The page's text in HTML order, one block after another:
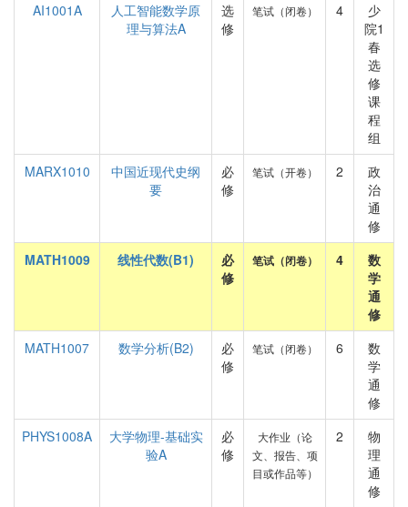
AI1001A
人工智能数学原
理与算法A
选
修
笔试（闭卷） 4
少
院1
春
选
修
课
程
组
MARX1010
中国近现代史纲
要
必
修
笔试（开卷） 2
政
治
通
修
MATH1009
线性代数(B1)
必
修
笔试（闭卷） 4
数
学
通
修
MATH1007
数学分析(B2)
必
修
笔试（闭卷） 6
数
学
通
修
PHYS1008A
大学物理-基础实
验A
必
修
大作业（论
文、报告、项
目或作品等）
2
物
理
通
修